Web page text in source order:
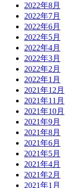
2022年8月
2022年7月
2022年6月
2022年5月
2022年4月
2022年3月
2022年2月
2022年1月
2021年12月
2021年11月
2021年10月
2021年9月
2021年8月
2021年6月
2021年5月
2021年4月
2021年2月
2021年1月